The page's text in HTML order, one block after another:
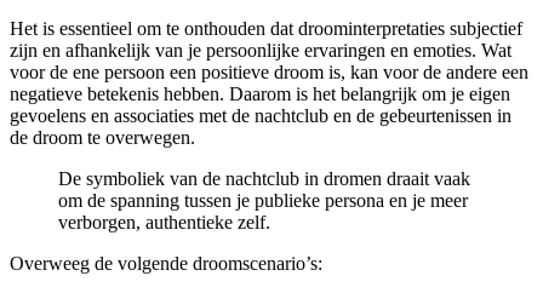
Het is essentieel om te onthouden dat droominterpretaties subjectief
zijn en afhankelijk van je persoonlijke ervaringen en emoties. Wat
voor de ene persoon een positieve droom is, kan voor de andere een
negatieve betekenis hebben. Daarom is het belangrijk om je eigen
gevoelens en associaties met de nachtclub en de gebeurtenissen in
de droom te overwegen.
De symboliek van de nachtclub in dromen draait vaak
om de spanning tussen je publieke persona en je meer
verborgen, authentieke zelf.
Overweeg de volgende droomscenario’s: